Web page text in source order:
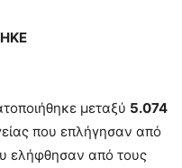
μεταξύ 5.074
που επλήγησαν από
ελήφθησαν από τους